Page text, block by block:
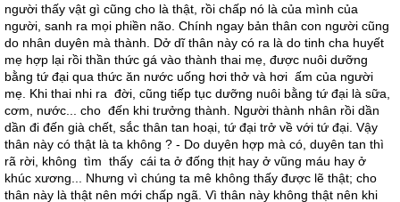
người thấy vật gì cũng cho là thật, rồi chấp nó là của mình của
người, sanh ra mọi phiền não. Chính ngay bản thân con người cũng
do nhân duyên mà thành. Dở dĩ thân này có ra là do tinh cha huyết
mẹ hợp lại rồi thần thức gá vào thành thai mẹ, được nuôi dưỡng
bằng tứ đại qua thức ăn nước uống hơi thở và hơi ấm của người
mẹ. Khi thai nhi ra đời, cũng tiếp tục dưỡng nuôi bằng tứ đại là sữa,
cơm, nước... cho đến khi trưởng thành. Người thành nhân rồi dần
dần đi đến già chết, sắc thân tan hoại, tứ đại trở về với tứ đại. Vậy
thân này có thật là ta không ? - Do duyên hợp mà có, duyên tan thì
rã rời, không tìm thấy cái ta ở đống thịt hay ở vũng máu hay ở
khúc xương... Nhưng vì chúng ta mê không thấy được lẽ thật; cho
thân này là thật nên mới chấp ngã. Vì thân này không thật nên khi